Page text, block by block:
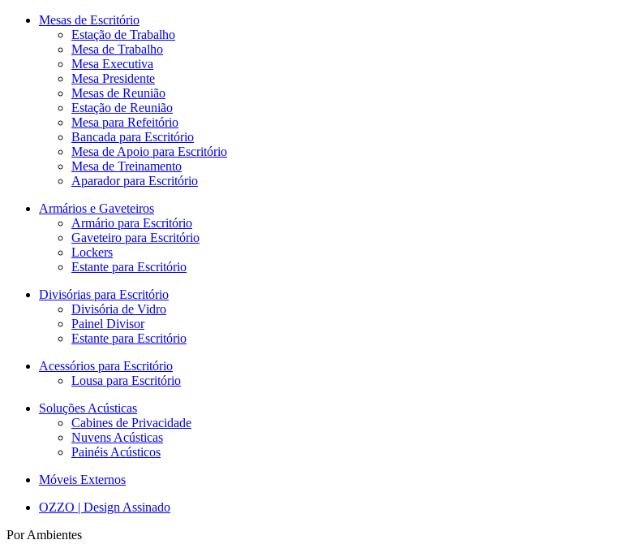
Mesas de Escritório
Estação de Trabalho
Mesa de Trabalho
Mesa Executiva
Mesa Presidente
Mesas de Reunião
Estação de Reunião
Mesa para Refeitório
Bancada para Escritório
Mesa de Apoio para Escritório
Mesa de Treinamento
Aparador para Escritório
Armários e Gaveteiros
Armário para Escritório
Gaveteiro para Escritório
Lockers
Estante para Escritório
Divisórias para Escritório
Divisória de Vidro
Painel Divisor
Estante para Escritório
Acessórios para Escritório
Lousa para Escritório
Soluções Acústicas
Cabines de Privacidade
Nuvens Acústicas
Painéis Acústicos
Móveis Externos
OZZO | Design Assinado
Por Ambientes